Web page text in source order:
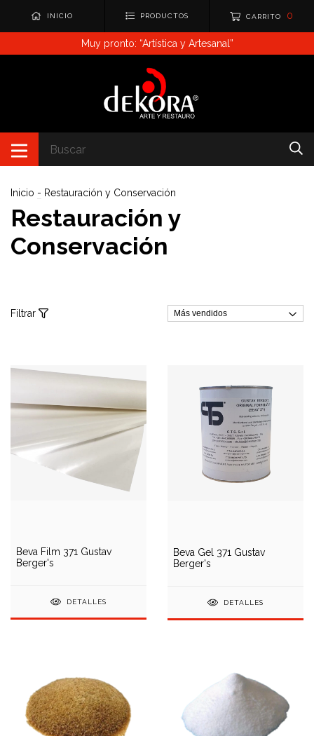
INICIO PRODUCTOS CARRITO 0
Muy pronto: “Artística y Artesanal”
Inicio - Restauración y Conservación
Restauración y
Conservación
Filtrar
Beva Film 371 Gustav
Berger's
DETALLES
Beva Gel 371 Gustav
Berger's
DETALLES